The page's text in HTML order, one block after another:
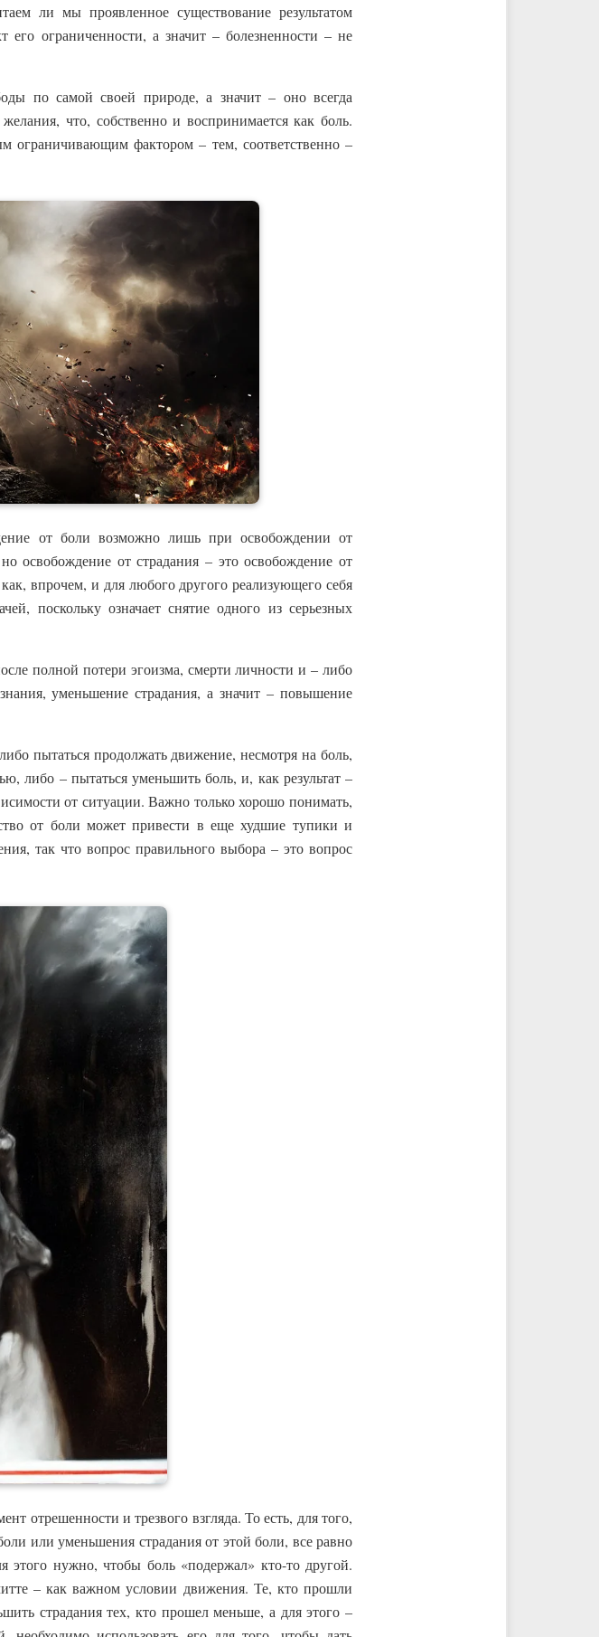
ли мы проявленное существование результатом
его ограниченности, а значит – болезненности – не
по самой своей природе, а значит – оно всегда
что, собственно и воспринимается как боль.
ограничивающим фактором – тем, соответственно –
от боли возможно лишь при освобождении от
освобождение от страдания – это освобождение от
впрочем, и для любого другого реализующего себя
поскольку означает снятие одного из серьезных
полной потери эгоизма, смерти личности и – либо
уменьшение страдания, а значит – повышение
пытаться продолжать движение, несмотря на боль,
либо – пытаться уменьшить боль, и, как результат –
от ситуации. Важно только хорошо понимать,
от боли может привести в еще худшие тупики и
так что вопрос правильного выбора – это вопрос
отрешенности и трезвого взгляда. То есть, для того,
или уменьшения страдания от этой боли, все равно
нужно, чтобы боль «подержал» кто-то другой.
– как важном условии движения. Те, кто прошли
страдания тех, кто прошел меньше, а для этого –